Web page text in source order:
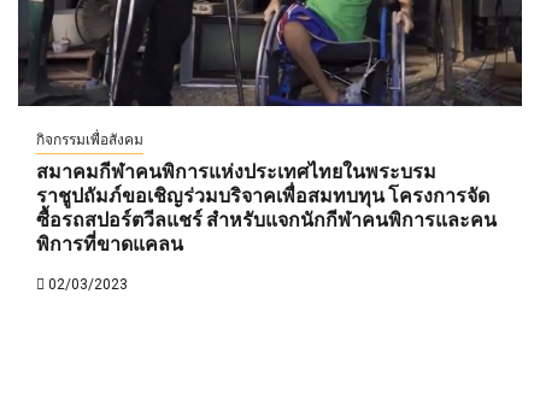
กิจกรรมเพื่อสังคม
สมาคมกีฬาคนพิการแห่งประเทศไทยในพระบรม
ราชูปถัมภ์ขอเชิญร่วมบริจาคเพื่อสมทบทุน โครงการจัด
ซื้อรถสปอร์ตวีลแชร์ สำหรับแจกนักกีฬาคนพิการและคน
พิการที่ขาดแคลน
02/03/2023